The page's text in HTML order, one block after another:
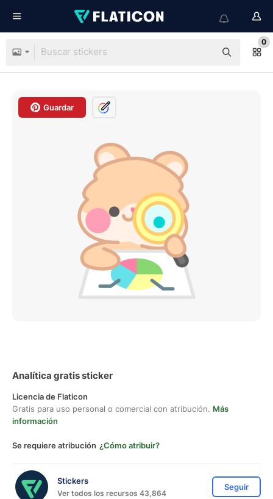
0
Guardar
Analítica gratis sticker
Licencia de Flaticon
Gratis para uso personal o comercial con atribución. Más
información
Se requiere atribución ¿Cómo atribuir?
Stickers
Ver todos los recursos 43,864
Seguir